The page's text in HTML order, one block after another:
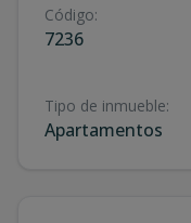
Código:
7236
Tipo de inmueble:
Apartamentos